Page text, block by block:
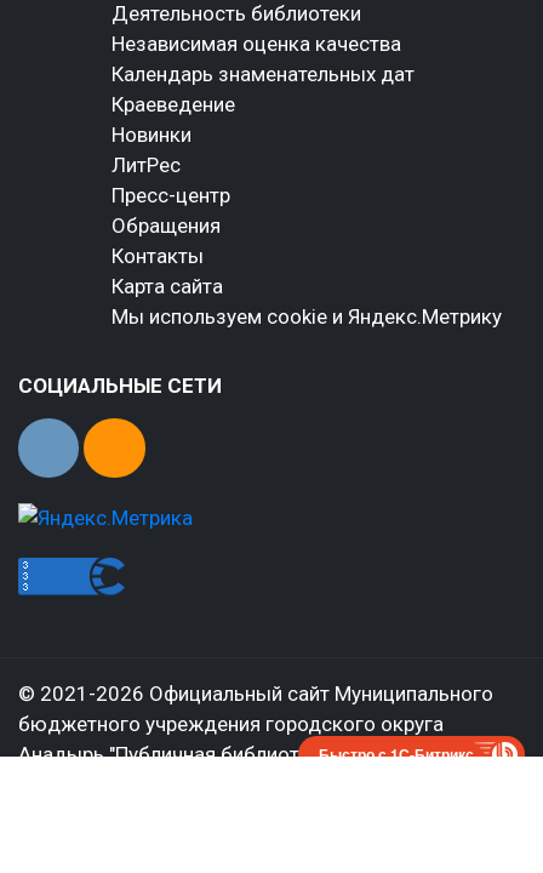
Деятельность библиотеки
Независимая оценка качества
Календарь знаменательных дат
Краеведение
Новинки
ЛитРес
Пресс-центр
Обращения
Контакты
Карта сайта
Мы используем cookie и Яндекс.Метрику
СОЦИАЛЬНЫЕ СЕТИ
© 2021-2026 Официальный сайт Муниципального
бюджетного учреждения городского округа
Анадырь "Публичная библиотека им. Тана-Богораза"
Быстро с 1С-Битрикс